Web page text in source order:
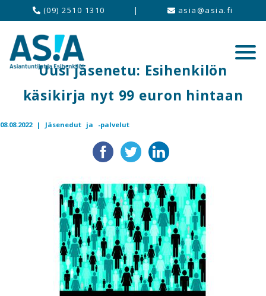
(09) 2510 1310 | asia@asia.fi
Uusi jäsenetu: Esihenkilön
käsikirja nyt 99 euron hintaan
08.08.2022 | Jäsenedut ja -palvelut